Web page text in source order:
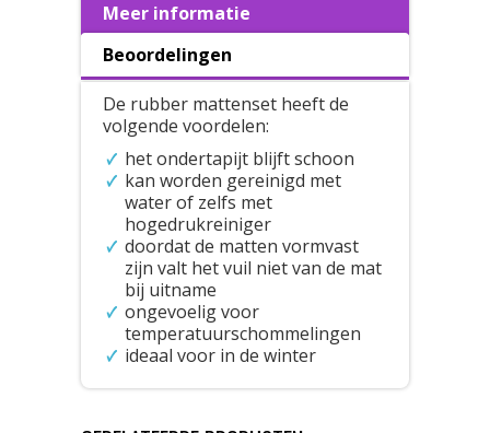
Meer informatie
Beoordelingen
De rubber mattenset heeft de
volgende voordelen:
het ondertapijt blijft schoon
kan worden gereinigd met
water of zelfs met
hogedrukreiniger
doordat de matten vormvast
zijn valt het vuil niet van de mat
bij uitname
ongevoelig voor
temperatuurschommelingen
ideaal voor in de winter